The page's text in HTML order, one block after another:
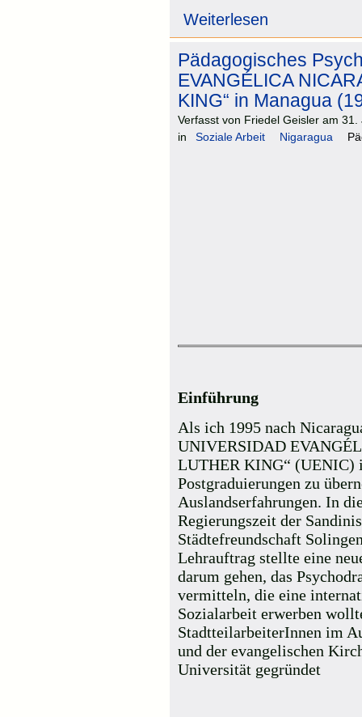
Weiterlesen
Pädagogisches
EVANGÉLICA
KING“ in Managua
Verfasst von Friedel Geisler am
in
Soziale Arbeit Nigaragua
Einführung
Als ich 1995 nach
UNIVERSIDAD
LUTHER KING“ (UENIC)
Postgraduierungen zu
Auslandserfahrungen. In
Regierungszeit der
Städtefreundschaft
Lehrauftrag stellte eine
darum gehen, das
vermitteln, die eine
Sozialarbeit erwerben
StadtteilarbeiterInnen im
und der evangelischen
Universität gegründet